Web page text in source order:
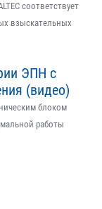
соответствует
взыскательных
ЭПН с
(видео)
блоком
работы